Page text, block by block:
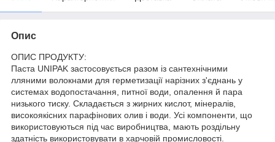
Опис
ОПИС ПРОДУКТУ:
Паста UNIPAK застосовується разом із сантехнічними
лляними волокнами для герметизації нарізних з'єднань у
системах водопостачання, питної води, опалення й пара
низького тиску. Складається з жирних кислот, мінералів,
високоякісних парафінових олив і води. Усі компоненти, що
використовуються під час виробництва, мають роздільну
здатність використовувати в харчовій промисловості.